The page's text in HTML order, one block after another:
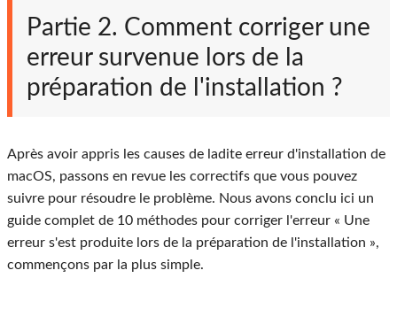
Partie 2. Comment corriger une
erreur survenue lors de la
préparation de l'installation ?
Après avoir appris les causes de ladite erreur d'installation de
macOS, passons en revue les correctifs que vous pouvez
suivre pour résoudre le problème. Nous avons conclu ici un
guide complet de 10 méthodes pour corriger l'erreur « Une
erreur s'est produite lors de la préparation de l'installation »,
commençons par la plus simple.